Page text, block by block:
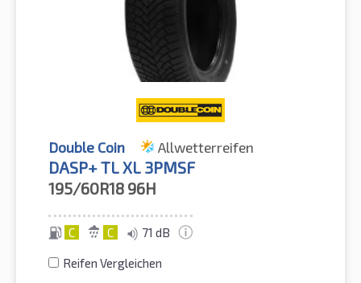
Double Coin Allwetterreifen
DASP+ TL XL 3PMSF
195/60R18 96H
C C 71 dB
Reifen Vergleichen